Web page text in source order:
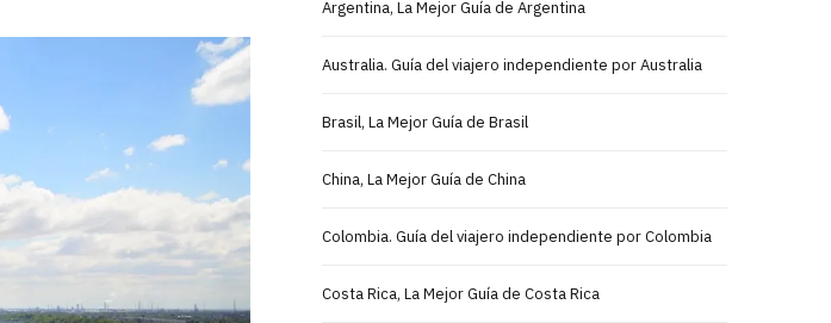
Argentina, La Mejor Guía de Argentina
Australia. Guía del viajero independiente por Australia
Brasil, La Mejor Guía de Brasil
China, La Mejor Guía de China
Colombia. Guía del viajero independiente por Colombia
Costa Rica, La Mejor Guía de Costa Rica